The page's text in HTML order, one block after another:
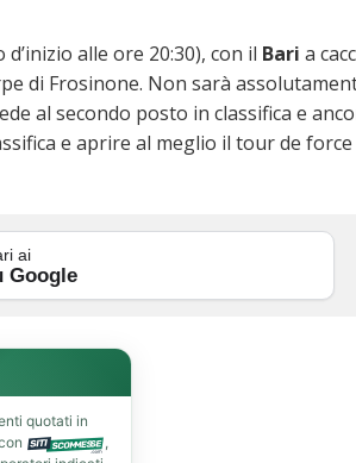
d’inizio alle ore 20:30), con il Bari a
di Frosinone. Non sarà
al secondo posto in classifica e
e aprire al meglio il tour de force
ai
Google
quotati in
,